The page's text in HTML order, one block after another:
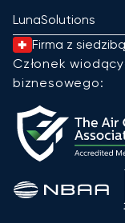
LunaSolutions
Firma z
Członek
biznesowego: